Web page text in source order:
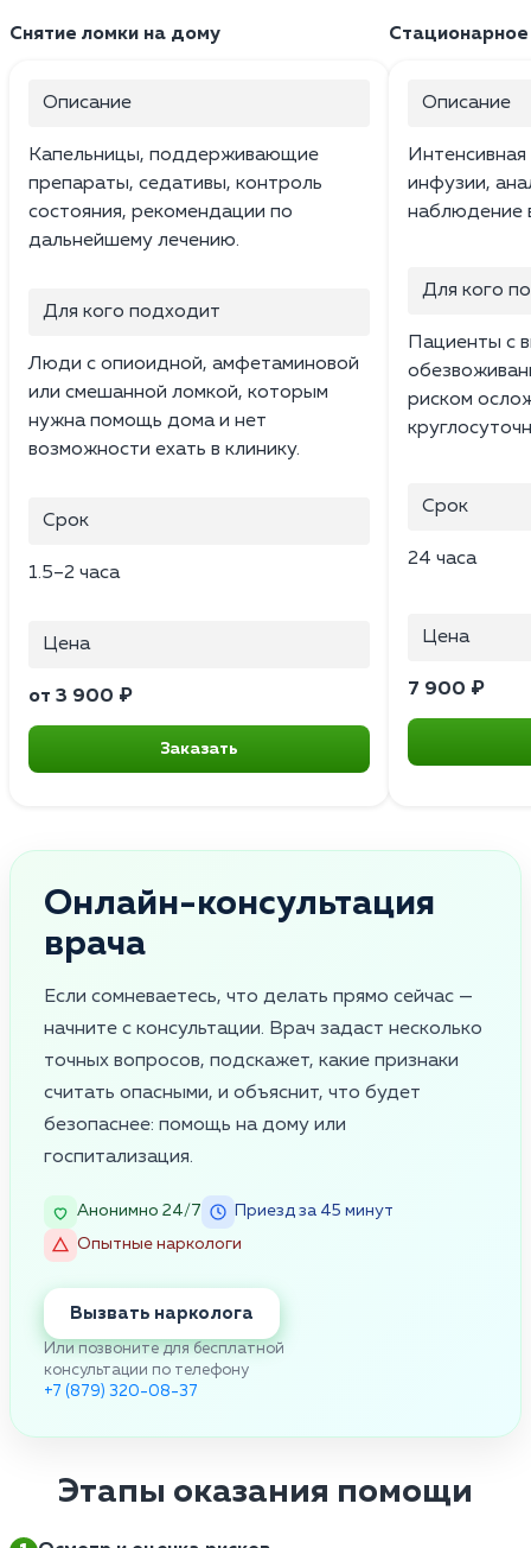
Снятие ломки на дому
Описание
Капельницы, поддерживающие
препараты, седативы, контроль
состояния, рекомендации по
дальнейшему лечению.
Для кого подходит
Люди с опиоидной, амфетаминовой
или смешанной ломкой, которым
нужна помощь дома и нет
возможности ехать в клинику.
Срок
1.5–2 часа
Цена
от 3 900 ₽
Заказать
Стационарное
Описание
инфузии,
наблюдение
Для кого
Пациенты с
риском
Срок
24 часа
Цена
7 900 ₽
Онлайн-консультация
врача
Если сомневаетесь, что делать прямо сейчас —
начните с консультации. Врач задаст несколько
точных вопросов, подскажет, какие признаки
считать опасными, и объяснит, что будет
безопаснее: помощь на дому или
госпитализация.
Анонимно 24/7
Приезд за 45 минут
Опытные наркологи
Вызвать нарколога
Или позвоните для бесплатной
консультации по телефону
+7 (879) 320-08-37
Этапы оказания помощи